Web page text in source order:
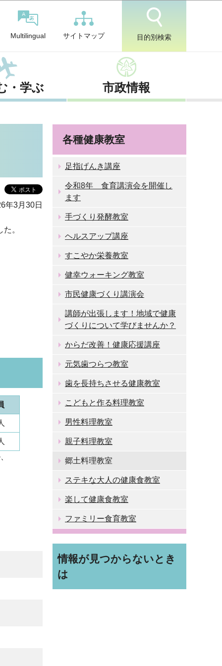
Multilingual サイトマップ 目的別検索
・学ぶ 市政情報
年3月30日
。
各種健康教室
足指げんき講座
令和8年 食育講演会を開催し
ます
手づくり発酵教室
ヘルスアップ講座
すこやか栄養教室
健幸ウォーキング教室
市民健康づくり講演会
講師が出張します！地域で健康
づくりについて学びませんか？
からだ改善！健康応援講座
元気歯つらつ教室
歯を長持ちさせる健康教室
こどもと作る料理教室
男性料理教室
親子料理教室
郷土料理教室
ステキな大人の健康食教室
楽して健康食教室
ファミリー食育教室
情報が見つからないとき
は